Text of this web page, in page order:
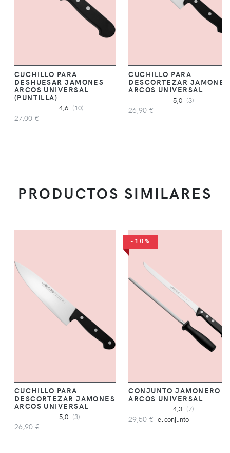
CUCHILLO PARA
DESHUESAR JAMONES
ARCOS UNIVERSAL
(PUNTILLA)
4,6 (10)
27,00 €
CUCHILLO PARA
DESCORTEZAR JAMONES
ARCOS UNIVERSAL
5,0 (3)
26,90 €
PRODUCTOS SIMILARES
CUCHILLO PARA
DESCORTEZAR JAMONES
ARCOS UNIVERSAL
5,0 (3)
26,90 €
-10%
CONJUNTO JAMONERO
ARCOS UNIVERSAL
4,3 (7)
29,50 € el conjunto